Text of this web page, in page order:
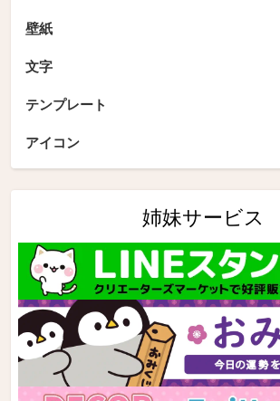
壁紙
文字
テンプレート
アイコン
姉妹サービス